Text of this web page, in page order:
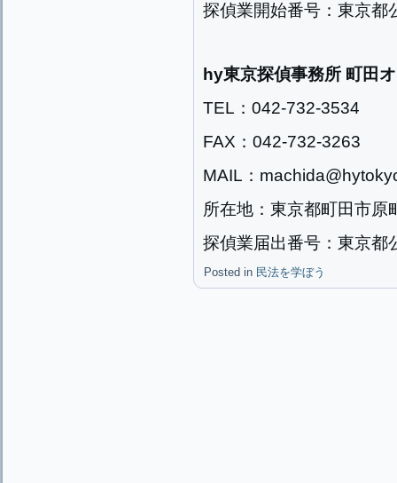
探偵業開始番号：東京
hy東京探偵事務所 町田
TEL：042-732-3534
FAX：042-732-3263
MAIL：
所在地：東京都町田市原
探偵業届出番号：東京
Posted in 民法を学ぼう